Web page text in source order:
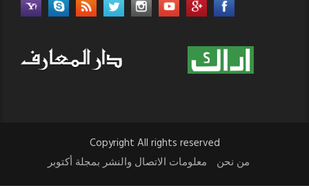
Copyright All rights reserved
من نحن
معلومات الاتصال والنشر بمجلة أكتوبر